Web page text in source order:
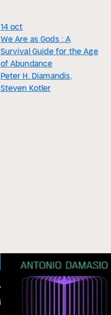
14 oct
We Are as Gods : A
Survival Guide for the Age
of Abundance
Peter H. Diamandis,
Steven Kotler